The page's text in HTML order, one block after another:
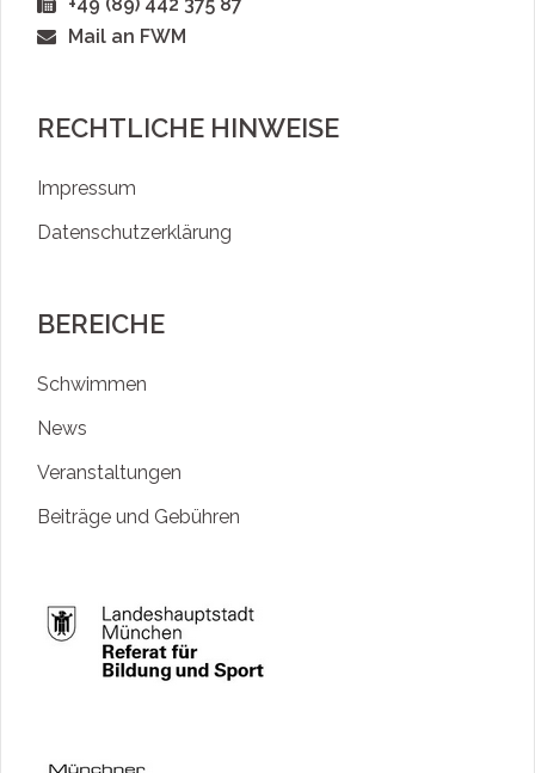
Mail an FWM
RECHTLICHE HINWEISE
Impressum
Datenschutzerklärung
BEREICHE
Schwimmen
News
Veranstaltungen
Beiträge und Gebühren